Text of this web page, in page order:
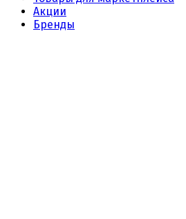
Акции
Бренды